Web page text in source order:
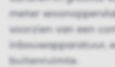
meter
voorzien van een
inbouwapparatuur,
buitenruimte.